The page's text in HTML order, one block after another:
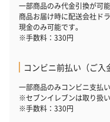
一部商品のみ代金引換が可能
商品お届け時に配送会社ド
現金のみ可能です。
※手数料：330円
コンビニ前払い（ご入
一部商品のみコンビニ支払い
※セブンイレブンは取り扱い
※手数料：330円